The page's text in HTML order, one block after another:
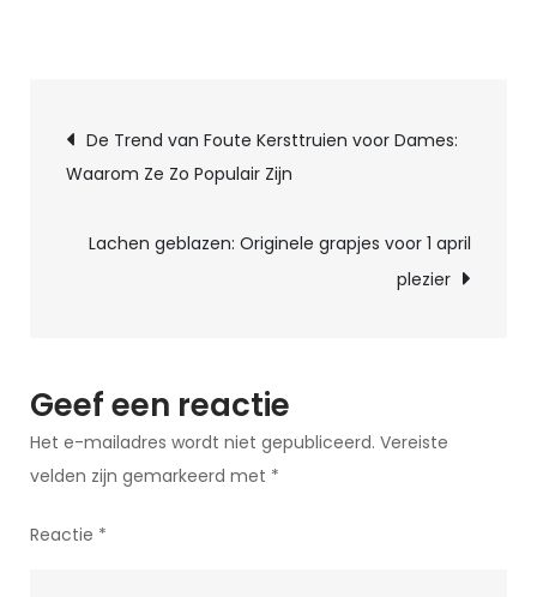
grappen
op
komst!
Berichtnavigatie
De Trend van Foute Kersttruien voor Dames:
Waarom Ze Zo Populair Zijn
Lachen geblazen: Originele grapjes voor 1 april
plezier
Geef een reactie
Het e-mailadres wordt niet gepubliceerd. Vereiste
velden zijn gemarkeerd met *
Reactie *